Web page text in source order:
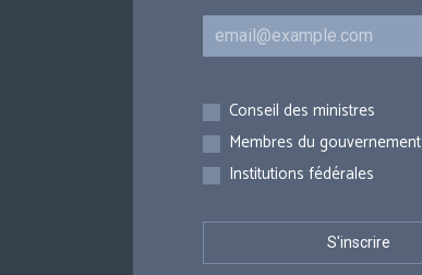
Courriel
Inscriptions
Conseil des ministres
Membres du gouvernement
Institutions fédérales